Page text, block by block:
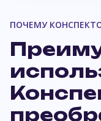
ПОЧЕМУ